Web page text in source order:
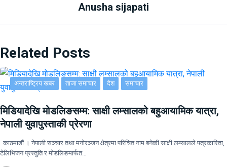
Anusha sijapati
Related Posts
अन्तराष्ट्रिय खबर ताजा समाचार देश समाचार
मिडियादेखि मोडलिङसम्म: साक्षी लम्सालको बहुआयामिक यात्रा,
नेपाली युवापुस्ताकी प्रेरणा
काठमाडौं । नेपाली सञ्चार तथा मनोरञ्जन क्षेत्रमा परिचित नाम बनेकी साक्षी लम्सालले पत्रकारिता,
टेलिभिजन प्रस्तुति र मोडलिङमार्फत…